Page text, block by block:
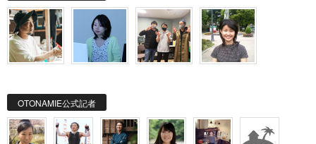
OTONAMIE公式記者